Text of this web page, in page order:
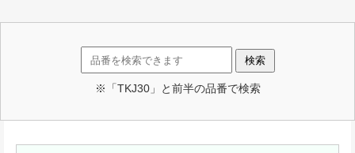
※「TKJ30」と前半の品番で検索